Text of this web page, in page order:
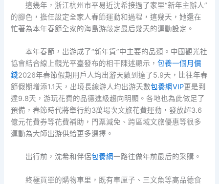
這幾年，浙江杭州市平易近沈希接過了家里“新年主辦人”
的腳色，擔任設定全家人春節運動和過程，這幾天，她還在
忙著為本年春節全家的海島游敲定最后幾天的運動設定。
本年春節，出游成了“新年貨”中主要的品類。中國觀光社
協會結合線上觀光平臺發布的相干陳述顯示，包養一個月價
錢2026年春節假期用戶人均出游天數到達了5.9天，比往年春
節假期增添1.1天，出境長線游人均出游天數包養網VIP更是到
達9.8天，游玩花費的品德進級趨向明顯。各地也為此做足了
預備，春節時代將舉行約3萬場次文旅花費運動，發放超3.6
億元花費券等花費補助，門票減免、跨區域文旅優惠等很多
運動為大師出游供給更多選擇。
出行前，沈希和伴侶包養網一路往做年前最后的采購。
終極買單的購物車里，既有車厘子、三文魚等高品德食